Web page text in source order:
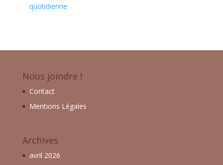
quotidienne
Nous joindre !
Contact
Mentions Légales
Archives
avril 2026